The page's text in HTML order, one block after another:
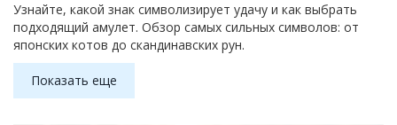
Узнайте, какой знак символизирует удачу и как выбрать
подходящий амулет. Обзор самых сильных символов: от
японских котов до скандинавских рун.
Показать еще